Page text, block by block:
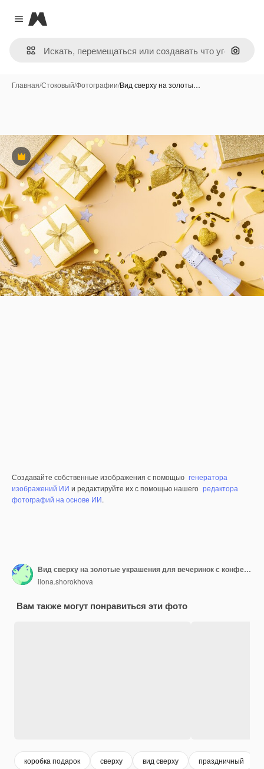
Close menu
Magnific
Поиск
Главная/Стоковый/Фотографии/Вид сверху на золоты…
Премиум
Создавайте собственные изображения с помощью генератора
изображений ИИ и редактируйте их с помощью нашего редактора
фотографий на основе ИИ.
Вид сверху на золотые украшения для вечеринок с конфетти и подарочными коробками
ilona.shorokhova
Вам также могут понравиться эти фото
коробка подарок сверху вид сверху праздничный